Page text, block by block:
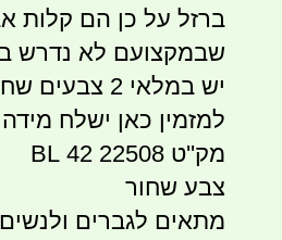
ברזל על כן הם קלות
שבמקצועם לא נדרש
יש במלאי 2 צבעים שחור וחום
למזמין כאן ישלח מידה
מק''ט 22508 42 BL
צבע שחור
מתאים לגברים ולנשים